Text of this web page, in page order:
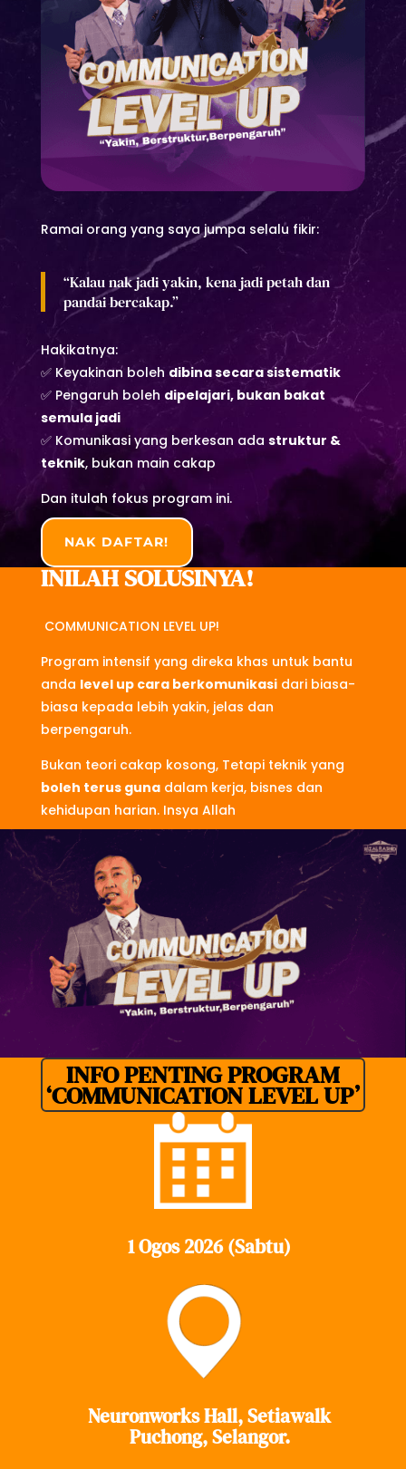
Ramai orang yang saya jumpa selalu fikir:
“Kalau nak jadi yakin, kena jadi petah dan
pandai bercakap.”
Hakikatnya:
✅ Keyakinan boleh dibina secara sistematik
✅ Pengaruh boleh dipelajari, bukan bakat
semula jadi
✅ Komunikasi yang berkesan ada struktur &
teknik, bukan main cakap
Dan itulah fokus program ini.
NAK DAFTAR!
INILAH SOLUSINYA!
COMMUNICATION LEVEL UP!
Program intensif yang direka khas untuk bantu
anda level up cara berkomunikasidari biasa-
biasa kepada lebih yakin, jelas dan
berpengaruh.
Bukan teori cakap kosong, Tetapi teknik yang
boleh terus gunadalam kerja, bisnes dan
kehidupan harian. Insya Allah
INFO PENTING PROGRAM
‘COMMUNICATION LEVEL UP’
1 Ogos 2026 (Sabtu)
Neuronworks Hall, Setiawalk
Puchong, Selangor.